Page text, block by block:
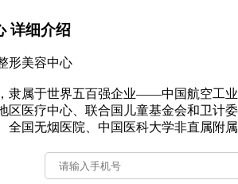
详细介绍
形美容中心
隶属于世界五百强企业——中国航空工
医疗中心、联合国儿童基金会和卫计
国无烟医院、中国医科大学非直属附